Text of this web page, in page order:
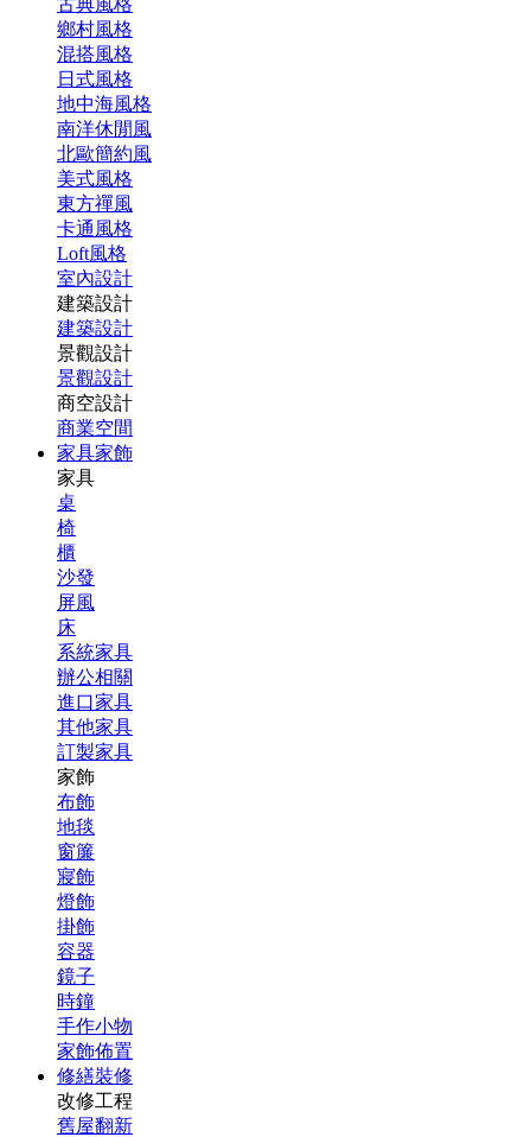
古典風格
鄉村風格
混搭風格
日式風格
地中海風格
南洋休閒風
北歐簡約風
美式風格
東方禪風
卡通風格
Loft風格
室內設計
建築設計
建築設計
景觀設計
景觀設計
商空設計
商業空間
家具家飾
家具
桌
椅
櫃
沙發
屏風
床
系統家具
辦公相關
進口家具
其他家具
訂製家具
家飾
布飾
地毯
窗簾
寢飾
燈飾
掛飾
容器
鏡子
時鐘
手作小物
家飾佈置
修繕裝修
改修工程
舊屋翻新